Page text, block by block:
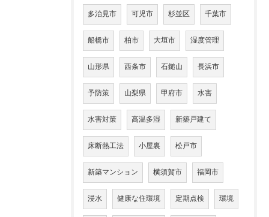
多治見市 可児市 杉並区 千葉市
船橋市 柏市 大垣市 湿度管理
山形県 西条市 石鎚山 長浜市
予防策 山梨県 甲府市 水害
水害対策 高温多湿 新築戸建て
床断熱工法 小屋裏 松戸市
新築マンション 横須賀市 福岡市
浸水 健康な住環境 定期点検 環境